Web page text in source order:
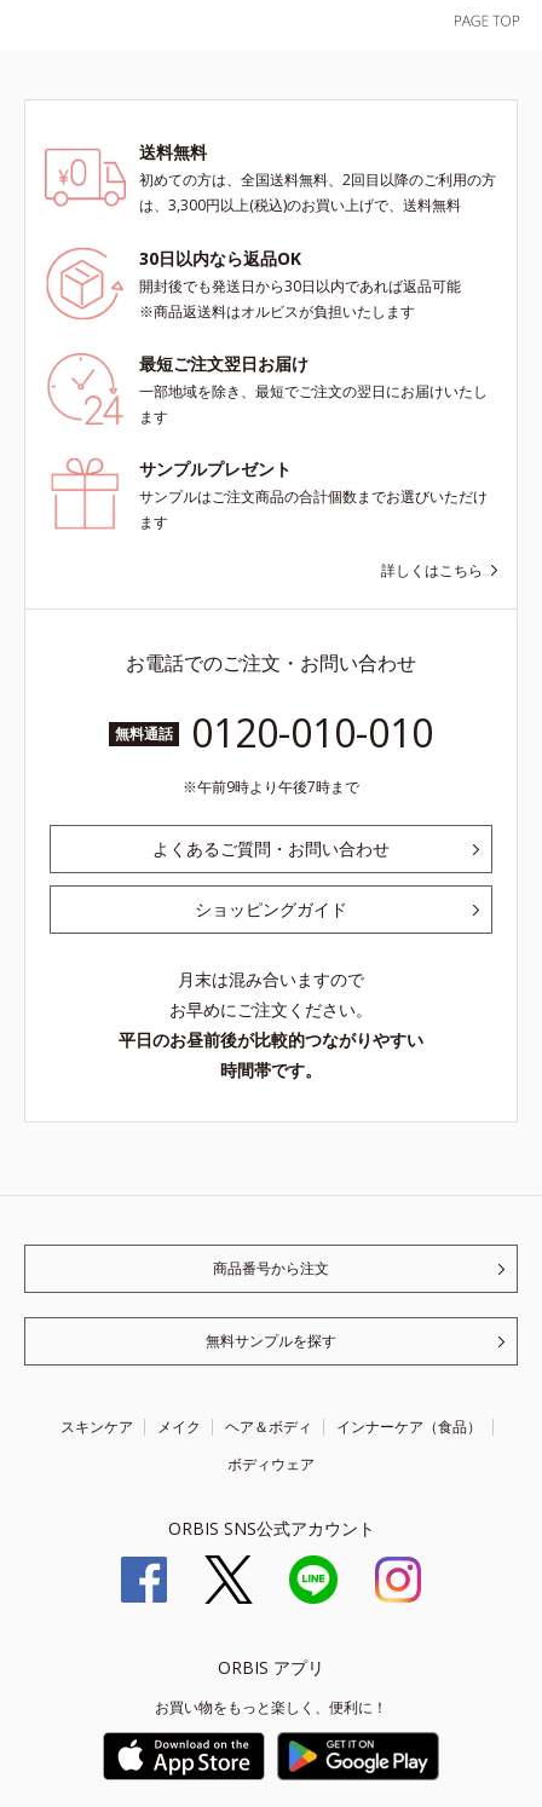
送料無料
初めての方は、全国送料無料、2回目以降のご利用の方
は、3,300円以上(税込)のお買い上げで、送料無料
30日以内なら返品OK
開封後でも発送日から30日以内であれば返品可能
※商品返送料はオルビスが負担いたします
最短ご注文翌日お届け
一部地域を除き、最短でご注文の翌日にお届けいたし
ます
サンプルプレゼント
サンプルはご注文商品の合計個数までお選びいただけ
ます
詳しくはこちら
お電話でのご注文・お問い合わせ
無料通話 0120-010-010
午前9時より午後7時まで
よくあるご質問・お問い合わせ
ショッピングガイド
月末は混み合いますので
お早めにご注文ください。
平日のお昼前後が比較的つながりやすい
時間帯です。
商品番号から注文
無料サンプルを探す
スキンケア メイク ヘア＆ボディ
インナーケア（食品）
ボディウェア
ORBIS SNS公式アカウント
ORBIS アプリ
お買い物をもっと楽しく、便利に！